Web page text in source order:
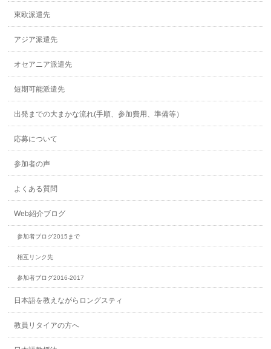
東欧派遣先
アジア派遣先
オセアニア派遣先
短期可能派遣先
出発までの大まかな流れ(手順、参加費用、準備等）
応募について
参加者の声
よくある質問
Web紹介ブログ
参加者ブログ2015まで
相互リンク先
参加者ブログ2016-2017
日本語を教えながらロングスティ
教員リタイアの方へ